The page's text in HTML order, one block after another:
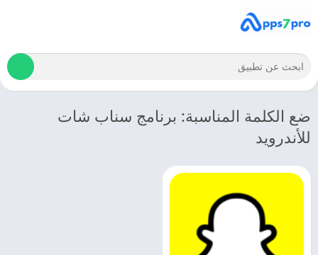
ضع الكلمة المناسبة: برنامج سناب شات
للأندرويد